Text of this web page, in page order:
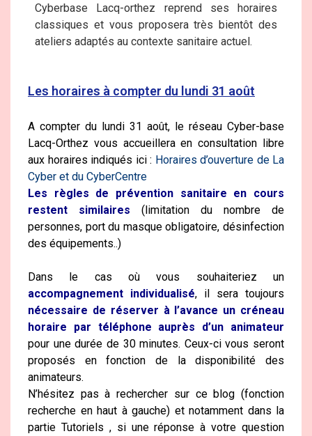
Cyberbase Lacq-orthez reprend ses horaires
classiques et vous proposera très bientôt des
ateliers adaptés au contexte sanitaire actuel.
Les horaires à compter du lundi 31 août
A compter du lundi 31 août, le réseau Cyber-base
Lacq-Orthez vous accueillera en consultation libre
aux horaires indiqués ici : Horaires d’ouverture de La
Cyber et du CyberCentre
Les règles de prévention sanitaire en cours
restent similaires (limitation du nombre de
personnes, port du masque obligatoire, désinfection
des équipements..)
Dans le cas où vous souhaiteriez un
accompagnement individualisé, il sera toujours
nécessaire de réserver à l’avance un créneau
horaire par téléphone auprès d’un animateur
pour une durée de 30 minutes. Ceux-ci vous seront
proposés en fonction de la disponibilité des
animateurs.
N’hésitez pas à rechercher sur ce blog (fonction
recherche en haut à gauche) et notamment dans la
partie Tutoriels , si une réponse à votre question